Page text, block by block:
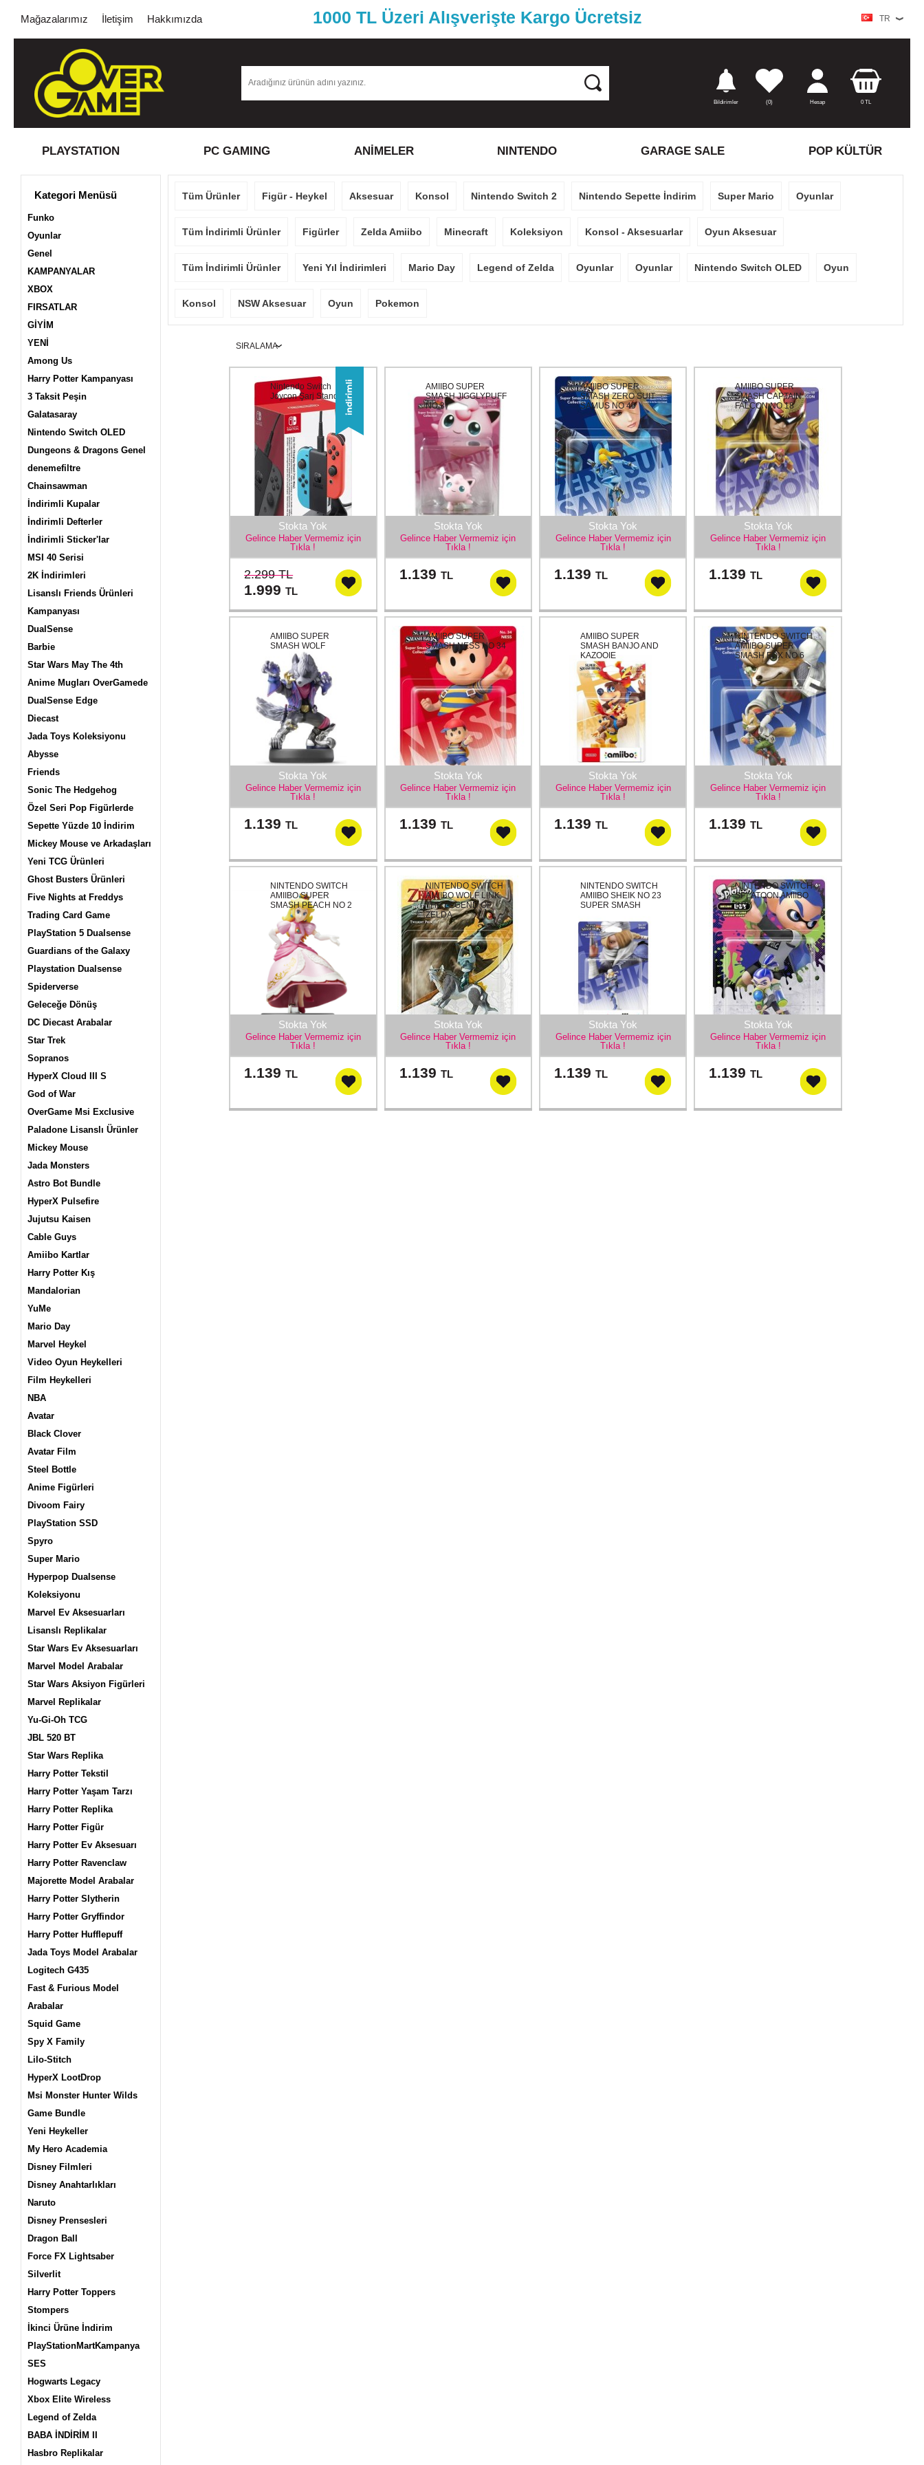
Mağazalarımız İletişim Hakkımızda 1000 TL Üzeri Alışverişte Kargo Ücretsiz TR
Bildirimler (0) Hesap 0TL
PLAYSTATION PC GAMING ANİMELER NINTENDO GARAGE SALE POP KÜLTÜR
Kategori Menüsü
Funko
Oyunlar
Genel
KAMPANYALAR
XBOX
FIRSATLAR
GİYİM
YENİ
Among Us
Harry Potter Kampanyası
3 Taksit Peşin
Galatasaray
Nintendo Switch OLED
Dungeons & Dragons Genel
denemefiltre
Chainsawman
İndirimli Kupalar
İndirimli Defterler
İndirimli Sticker'lar
MSI 40 Serisi
2K İndirimleri
Lisanslı Friends Ürünleri
Kampanyası
DualSense
Barbie
Star Wars May The 4th
Anime Mugları OverGamede
DualSense Edge
Diecast
Jada Toys Koleksiyonu
Abysse
Friends
Sonic The Hedgehog
Özel Seri Pop Figürlerde
Sepette Yüzde 10 İndirim
Mickey Mouse ve Arkadaşları
Yeni TCG Ürünleri
Ghost Busters Ürünleri
Five Nights at Freddys
Trading Card Game
PlayStation 5 Dualsense
Guardians of the Galaxy
Playstation Dualsense
Spiderverse
Geleceğe Dönüş
DC Diecast Arabalar
Star Trek
Sopranos
HyperX Cloud III S
God of War
OverGame Msi Exclusive
Paladone Lisanslı Ürünler
Mickey Mouse
Jada Monsters
Astro Bot Bundle
HyperX Pulsefire
Jujutsu Kaisen
Cable Guys
Amiibo Kartlar
Harry Potter Kış
Mandalorian
YuMe
Mario Day
Marvel Heykel
Video Oyun Heykelleri
Film Heykelleri
NBA
Avatar
Black Clover
Avatar Film
Steel Bottle
Anime Figürleri
Divoom Fairy
PlayStation SSD
Spyro
Super Mario
Hyperpop Dualsense
Koleksiyonu
Marvel Ev Aksesuarları
Lisanslı Replikalar
Star Wars Ev Aksesuarları
Marvel Model Arabalar
Star Wars Aksiyon Figürleri
Marvel Replikalar
Yu-Gi-Oh TCG
JBL 520 BT
Star Wars Replika
Harry Potter Tekstil
Harry Potter Yaşam Tarzı
Harry Potter Replika
Harry Potter Figür
Harry Potter Ev Aksesuarı
Harry Potter Ravenclaw
Majorette Model Arabalar
Harry Potter Slytherin
Harry Potter Gryffindor
Harry Potter Hufflepuff
Jada Toys Model Arabalar
Logitech G435
Fast & Furious Model
Arabalar
Squid Game
Spy X Family
Lilo-Stitch
HyperX LootDrop
Msi Monster Hunter Wilds
Game Bundle
Yeni Heykeller
My Hero Academia
Disney Filmleri
Disney Anahtarlıkları
Naruto
Disney Prensesleri
Dragon Ball
Force FX Lightsaber
Silverlit
Harry Potter Toppers
Stompers
İkinci Ürüne İndirim
PlayStationMartKampanya
SES
Hogwarts Legacy
Xbox Elite Wireless
Legend of Zelda
BABA İNDİRİM II
Hasbro Replikalar
Tüm Ürünler Figür - Heykel Aksesuar Konsol Nintendo Switch 2 Nintendo Sepette İndirim Super Mario Oyunlar
Tüm İndirimli Ürünler Figürler Zelda Amiibo Minecraft Koleksiyon Konsol - Aksesuarlar Oyun Aksesuar
Tüm İndirimli Ürünler Yeni Yıl İndirimleri Mario Day Legend of Zelda Oyunlar Oyunlar Nintendo Switch OLED Oyun
Konsol NSW Aksesuar Oyun Pokemon
Stokta Yok
Gelince Haber Vermemiz için
Tıkla !
Nintendo Switch
Joycon Şarj Standı
2.299 TL
1.999TL
Stokta Yok
Gelince Haber Vermemiz için
Tıkla !
AMIIBO SUPER
SMASH JIGGLYPUFF
NO 37
1.139 TL
Stokta Yok
Gelince Haber Vermemiz için
Tıkla !
AMIIBO SUPER
SMASH ZERO SUIT
SAMUS NO 40
1.139 TL
Stokta Yok
Gelince Haber Vermemiz için
Tıkla !
AMIIBO SUPER
SMASH CAPTAIN
FALCON NO 18
1.139TL
Stokta Yok
Gelince Haber Vermemiz için
Tıkla !
AMIIBO SUPER
SMASH WOLF
1.139TL
Stokta Yok
Gelince Haber Vermemiz için
Tıkla !
AMIIBO SUPER
SMASH NESS NO 34
1.139 TL
Stokta Yok
Gelince Haber Vermemiz için
Tıkla !
AMIIBO SUPER
SMASH BANJO AND
KAZOOIE
1.139 TL
Stokta Yok
Gelince Haber Vermemiz için
Tıkla !
NINTENDO SWITCH
AMIIBO SUPER
SMASH FOX NO 6
1.139TL
Stokta Yok
Gelince Haber Vermemiz için
Tıkla !
NINTENDO SWITCH
AMIIBO SUPER
SMASH PEACH NO 2
1.139TL
Stokta Yok
Gelince Haber Vermemiz için
Tıkla !
NINTENDO SWITCH
AMIIBO WOLF LINK
THE LEGEND OF
ZELDA
1.139 TL
Stokta Yok
Gelince Haber Vermemiz için
Tıkla !
NINTENDO SWITCH
AMIIBO SHEIK NO 23
SUPER SMASH
1.139 TL
Stokta Yok
Gelince Haber Vermemiz için
Tıkla !
NINTENDO SWITCH
SPLATOON AMIIBO
BOY
1.139TL